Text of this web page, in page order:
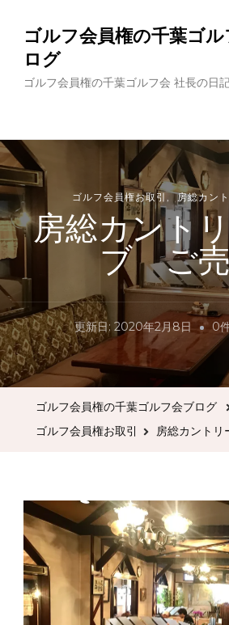
ゴルフ会員権の千葉ゴ
ログ
ゴルフ会員権の千葉ゴルフ会 社長の日
ゴルフ会員権お取引 房総カン
房総カント
ブ ご
更新日: 2020年2月8日
房
総
ご
売
却
0
ゴルフ会員権の千葉ゴルフ会ブログ
ゴルフ会員権お取引
房総カント